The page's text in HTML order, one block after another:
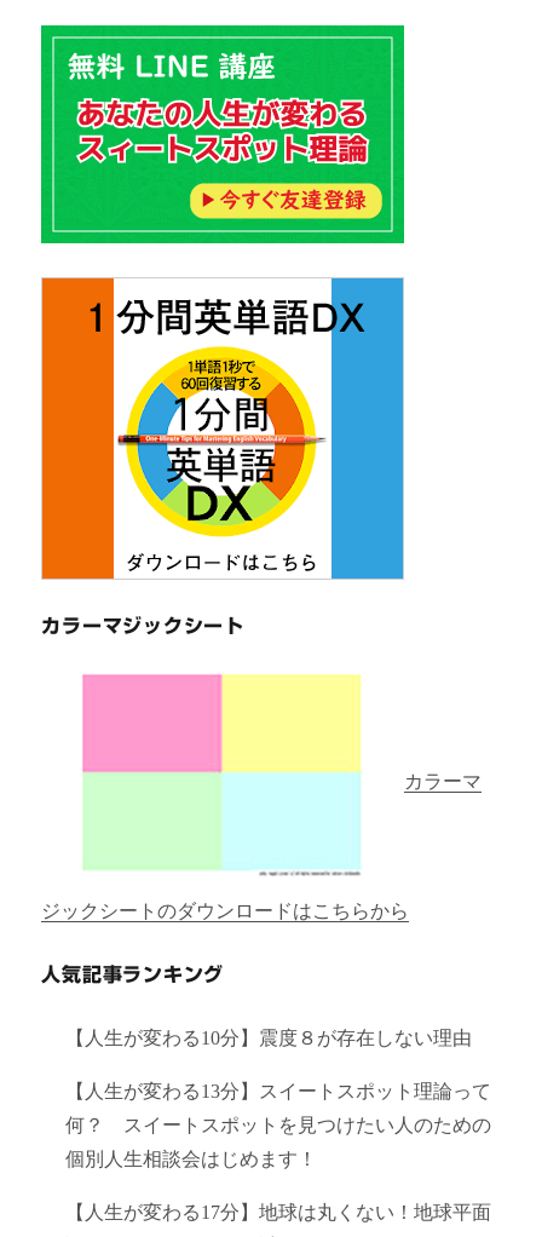
カラーマジックシート
カラーマ
ジックシートのダウンロードはこちらから
人気記事ランキング
【人生が変わる10分】震度８が存在しない理由
【人生が変わる13分】スイートスポット理論って
何？ スイートスポットを見つけたい人のための
個別人生相談会はじめます！
【人生が変わる17分】地球は丸くない！地球平面